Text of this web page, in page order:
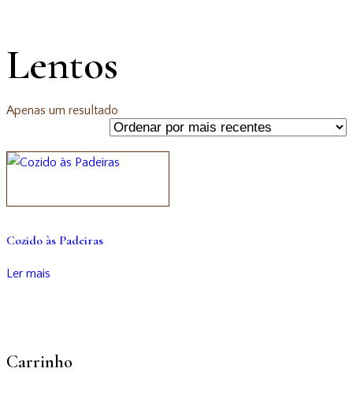
Lentos
Apenas um resultado
Cozido às Padeiras
Ler mais
Carrinho